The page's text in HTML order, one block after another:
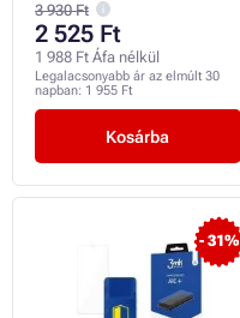
3 930 Ft
2 525 Ft
1 988 Ft Áfa nélkül
Legalacsonyabb ár az elmúlt 30
napban: 1 955 Ft
Kosárba
- 31%